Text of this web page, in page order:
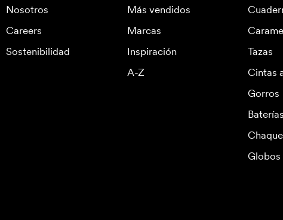
Nosotros
Careers
Sostenibilidad
Más vendidos
Marcas
Inspiración
A-Z
Tazas
Cintas
Gorros
Globos